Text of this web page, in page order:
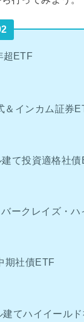
超ETF
＆インカム証券
て投資適格社債
ークレイズ・
期社債ETF
建てハイイール